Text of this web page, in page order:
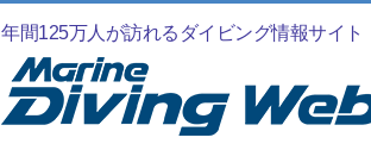
年間125万人が訪れるダイビング情報サイト